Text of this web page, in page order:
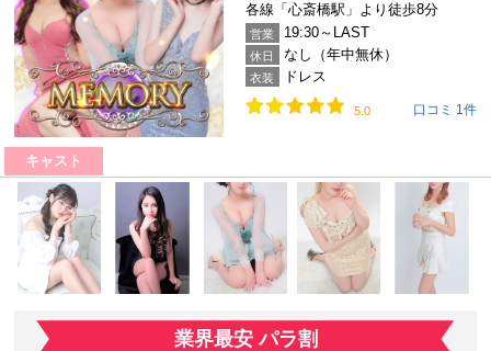
各線「心斎橋駅」より徒歩8分
営業 19:30～LAST
休日 なし（年中無休）
衣装 ドレス
5.0 口コミ 1件
キャスト
業界最安 パラ割